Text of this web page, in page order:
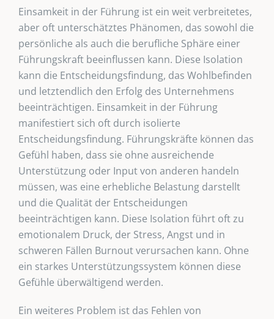
Einsamkeit in der Führung ist ein weit verbreitetes,
aber oft unterschätztes Phänomen, das sowohl die
persönliche als auch die berufliche Sphäre einer
Führungskraft beeinflussen kann. Diese Isolation
kann die Entscheidungsfindung, das Wohlbefinden
und letztendlich den Erfolg des Unternehmens
beeinträchtigen. Einsamkeit in der Führung
manifestiert sich oft durch isolierte
Entscheidungsfindung. Führungskräfte können das
Gefühl haben, dass sie ohne ausreichende
Unterstützung oder Input von anderen handeln
müssen, was eine erhebliche Belastung darstellt
und die Qualität der Entscheidungen
beeinträchtigen kann. Diese Isolation führt oft zu
emotionalem Druck, der Stress, Angst und in
schweren Fällen Burnout verursachen kann. Ohne
ein starkes Unterstützungssystem können diese
Gefühle überwältigend werden.
Ein weiteres Problem ist das Fehlen von